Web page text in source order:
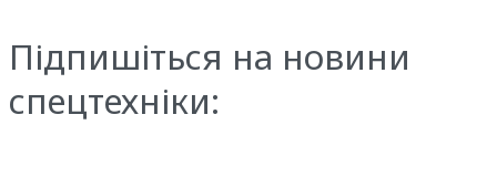
Підпишіться на новини
спецтехніки: